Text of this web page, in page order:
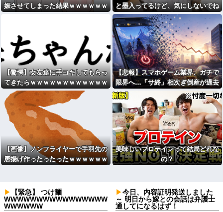
娠させてしまった結果ｗｗｗｗｗｗ
と墨入ってるけど、気にしないでね
」ﾊﾟｼｬ
【驚愕】女友達に手コキしてもらっ
てきたらｗｗｗｗｗｗｗｗｗｗｗｗ
wwww
【悲報】スマホゲーム業界、ガチで
限界へ…「サ終」相次ぎ倒産が過去
最多ペース “当たれば一攫千金”の
時代が終わる
【画像】ノンフライヤーで手羽先の
唐揚げ作ったったったｗｗｗｗｗｗ
美味しいプロテインって結局どれな
の？
【緊急】 つけ麺
WWWWWWWWWWWWWWWW
WWWWWW
今日、内容証明発送しました
～ 明日から嫁との会話は弁護士
通してになるはず！